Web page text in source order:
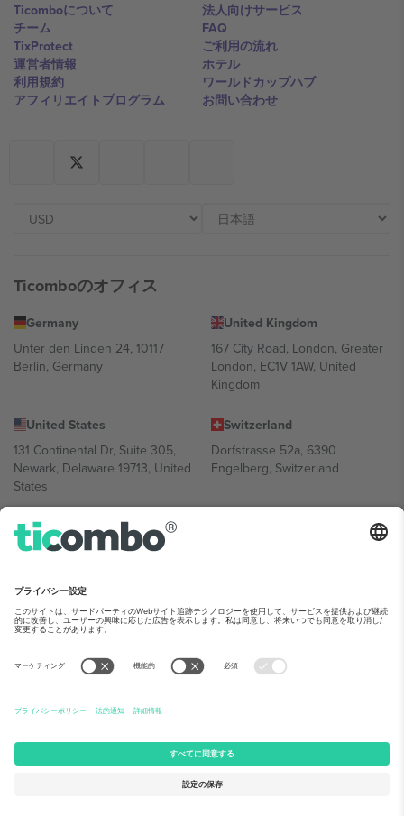
Ticomboについて
チーム
TixProtect
運営者情報
利用規約
アフィリエイトプログラム
法人向けサービス
FAQ
ご利用の流れ
ホテル
ワールドカップハブ
お問い合わせ
Ticomboのオフィス
Germany
Unter den Linden 24, 10117
Berlin, Germany
United Kingdom
167 City Road, London, Greater
London, EC1V 1AW, United
Kingdom
United States
131 Continental Dr, Suite 305,
Newark, Delaware 19713, United
States
Switzerland
Dorfstrasse 52a, 6390
Engelberg, Switzerland
Bulgaria
Regus Sofia City West, bul
Bulgaria
Mexico
Av Chapultepec 360, Roma
Norte, Cuauhtémoc, 06700
Mexico
Platform provider legal entity might vary depending on location,
event and/or domain.詳細は各イベントページをご確認ください。,
© 2026 Ticombo. 無断転載を禁じます.